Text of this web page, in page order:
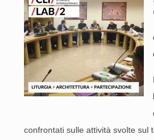
confrontati sulle attività svolte sul